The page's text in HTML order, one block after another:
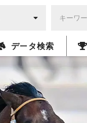
データ検索